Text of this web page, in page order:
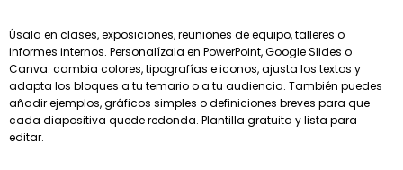
Úsala en clases, exposiciones, reuniones de equipo, talleres o
informes internos. Personalízala en PowerPoint, Google Slides o
Canva: cambia colores, tipografías e iconos, ajusta los textos y
adapta los bloques a tu temario o a tu audiencia. También puedes
añadir ejemplos, gráficos simples o definiciones breves para que
cada diapositiva quede redonda. Plantilla gratuita y lista para
editar.